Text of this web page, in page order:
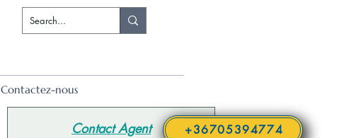
+36705394774
Contactez-nous
Contact Agent